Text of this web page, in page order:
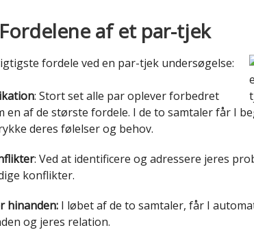
Fordelene af et par-tjek
fordele ved en par-tjek undersøgelse:
: Stort set alle par oplever forbedret
en af de største fordele. I de to samtaler får I
deres følelser og behov.
: Ved at identificere og adressere jeres
konflikter.
hinanden: I løbet af de to samtaler, får I
og jeres relation.